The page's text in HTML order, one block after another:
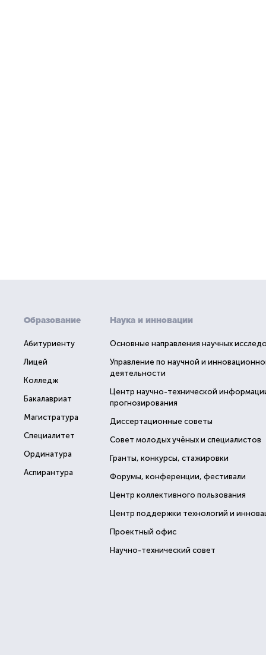
Образование
Абитуриенту
Лицей
Колледж
Бакалавриат
Магистратура
Специалитет
Ординатура
Аспирантура
Наука и инновации
Основные направления научных
Управление по научной и
деятельности
Центр научно-технической
прогнозирования
Диссертационные советы
Совет молодых учёных и специалистов
Гранты, конкурсы, стажировки
Форумы, конференции, фестивали
Центр коллективного пользования
Центр поддержки технологий и
Проектный офис
Научно-технический совет